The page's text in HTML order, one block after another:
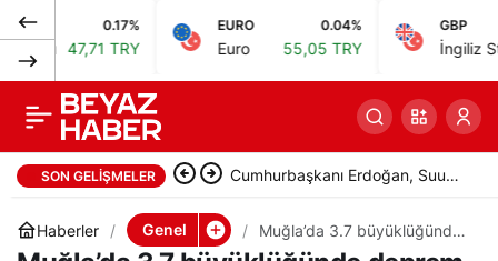
47,71 TRY
EURO
Euro 55,05 TRY
GBP
İngiliz Sterlini
SON GELIŞMELER Cumhurbaşkanı Erdoğan, Suudi
Haberler Genel
Muğla’da 3.7 büyüklüğünde
deprem meydana geldi
Deprem mi oldu?
İstanbul, Ankara, İzmir
ve il il AFAD son
Paylaş